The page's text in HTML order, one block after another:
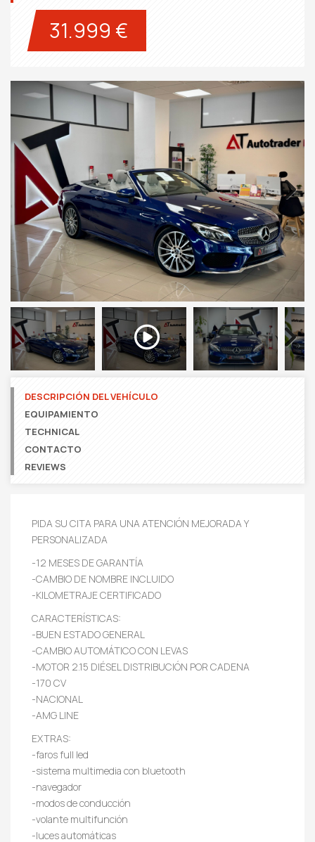
31.999 €
Next
Next
DESCRIPCIÓN DEL VEHÍCULO
EQUIPAMIENTO
TECHNICAL
CONTACTO
REVIEWS
PIDA SU CITA PARA UNA ATENCIÓN MEJORADA Y
PERSONALIZADA
-12 MESES DE GARANTÍA
-CAMBIO DE NOMBRE INCLUIDO
-KILOMETRAJE CERTIFICADO
CARACTERÍSTICAS:
-BUEN ESTADO GENERAL
-CAMBIO AUTOMÁTICO CON LEVAS
-MOTOR 2.15 DIÉSEL DISTRIBUCIÓN POR CADENA
-170 CV
-NACIONAL
-AMG LINE
EXTRAS:
-faros full led
-sistema multimedia con bluetooth
-navegador
-modos de conducción
-volante multifunción
-luces automáticas